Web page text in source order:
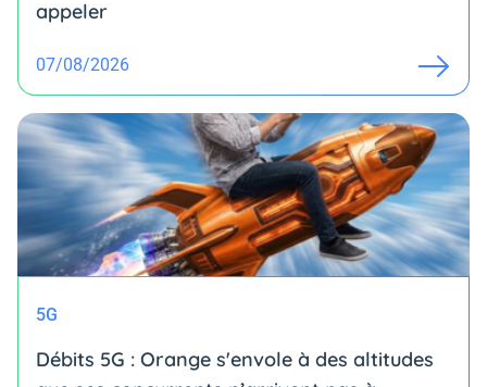
appeler
07/08/2026
5G
Débits 5G : Orange s'envole à des altitudes